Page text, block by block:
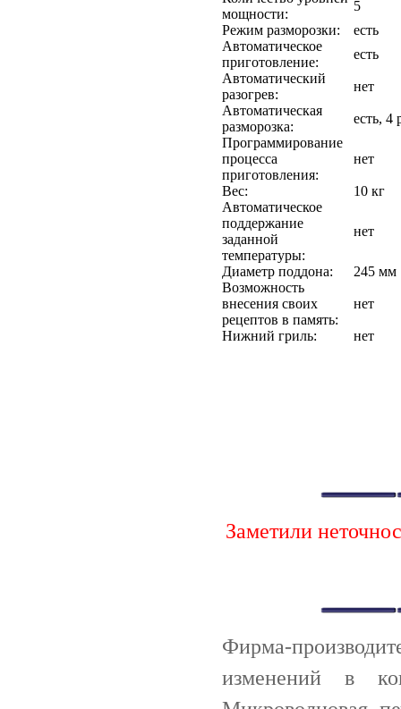
мощности:
5
Режим разморозки:
есть
Автоматическое
приготовление:
есть
Автоматический
разогрев:
нет
Автоматическая
разморозка:
есть, 4
Программирование
процесса
приготовления:
нет
Вес:
10 кг
Автоматическое
поддержание
заданной
температуры:
нет
Диаметр поддона:
245 мм
Возможность
внесения своих
рецептов в память:
нет
Нижний гриль: нет
Заметили
Фирма-
изменений в